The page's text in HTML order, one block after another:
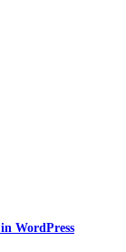
WordPress